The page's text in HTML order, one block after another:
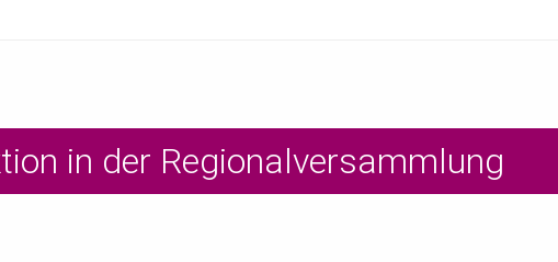
in der Regionalversammlung